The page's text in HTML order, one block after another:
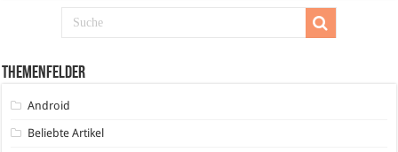
Themenfelder
Android
Beliebte Artikel